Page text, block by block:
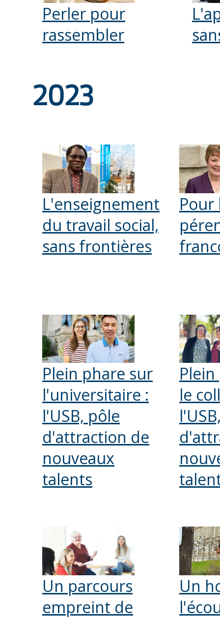
Perler pour
rassembler
2023
L'enseignement
du travail social,
sans frontières
Pour
Plein phare sur
l'universitaire :
l'USB, pôle
d'attraction de
nouveaux
talents
le
Un parcours
empreint de
Un